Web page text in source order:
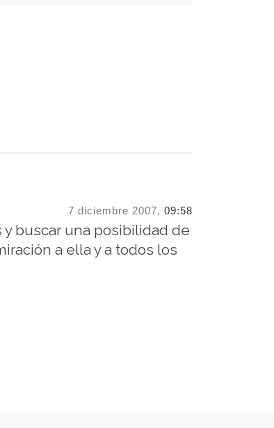
7 diciembre 2007, 09:58
buscar una posibilidad de
a ella y a todos los